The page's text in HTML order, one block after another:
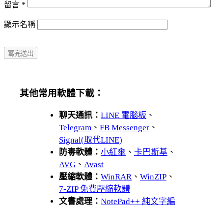
留言 *
顯示名稱
其他常用軟體下載：
聊天通訊： LINE 電腦板 、
Telegram 、 FB Messenger 、
Signal(取代LINE)
防毒軟體： 小紅傘 、 卡巴斯基 、
AVG 、 Avast
壓縮軟體： WinRAR 、 WinZIP 、
7-ZIP 免費壓縮軟體
文書處理： NotePad++ 純文字編